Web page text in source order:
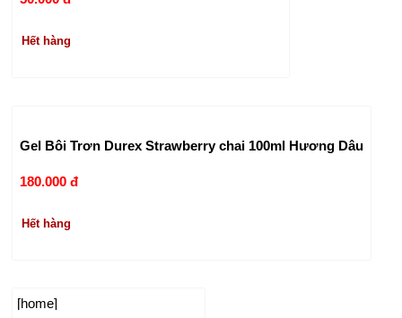
Hết hàng
Gel Bôi Trơn Durex Strawberry chai 100ml Hương Dâu
180.000 đ
Hết hàng
[home]